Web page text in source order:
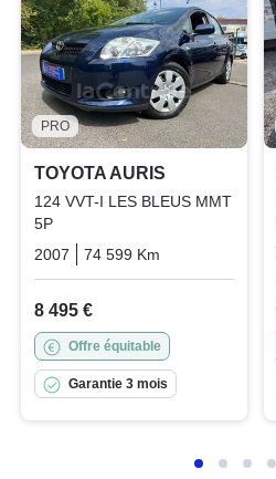
PRO
TOYOTA AURIS
124 VVT-I LES BLEUS MMT
5P
2007
74 599 Km
8 495 €
Offre équitable
Garantie 3 mois